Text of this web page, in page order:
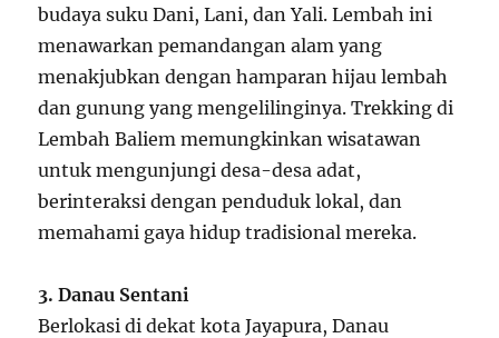
budaya suku Dani, Lani, dan Yali. Lembah ini
menawarkan pemandangan alam yang
menakjubkan dengan hamparan hijau lembah
dan gunung yang mengelilinginya. Trekking di
Lembah Baliem memungkinkan wisatawan
untuk mengunjungi desa-desa adat,
berinteraksi dengan penduduk lokal, dan
memahami gaya hidup tradisional mereka.
3. Danau Sentani
Berlokasi di dekat kota Jayapura, Danau